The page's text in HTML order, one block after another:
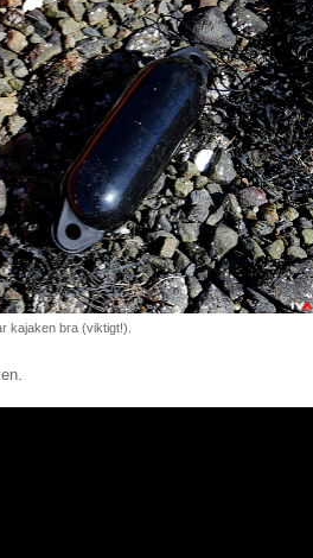
kajaken bra (viktigt!).